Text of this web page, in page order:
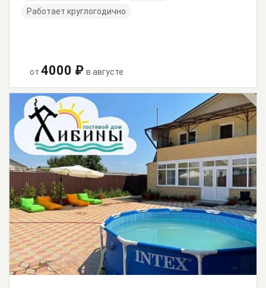
Работает круглогодично
от 4000 ₽ в августе